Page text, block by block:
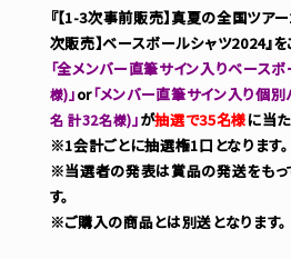
『【1-3次事前販売】真夏の全国ツアー
次販売】ベースボールシャツ2024』
「全メンバー直筆サイン入りベース
様) 」or「メンバー直筆サイン入り個
名 計32名様) 」が抽選で35名様に当た
※1会計ごとに抽選権1口となります。
※当選者の発表は賞品の発送をもっ
す。
※ご購入の商品とは別送となります。